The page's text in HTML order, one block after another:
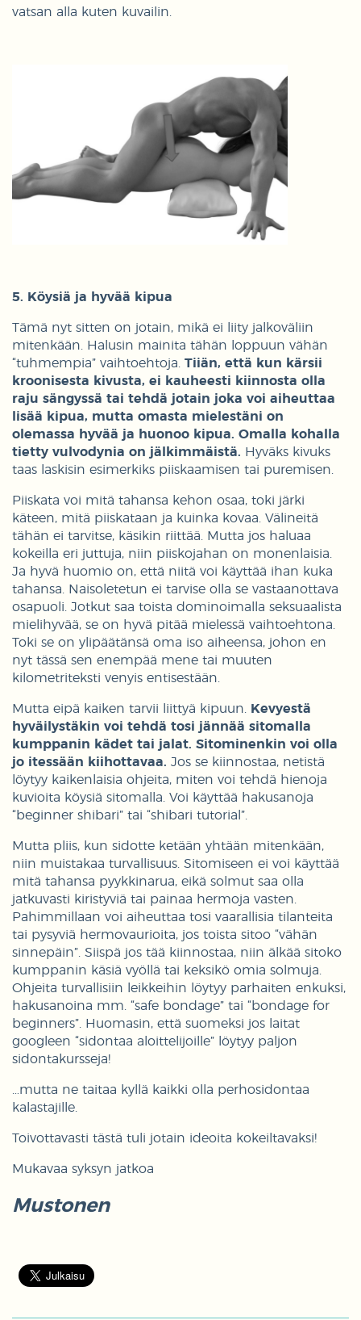
vatsan alla kuten kuvailin.
5. Köysiä ja hyvää kipua
Tämä nyt sitten on jotain, mikä ei liity jalkoväliin
mitenkään. Halusin mainita tähän loppuun vähän
“tuhmempia” vaihtoehtoja. Tiiän, että kun kärsii
kroonisesta kivusta, ei kauheesti kiinnosta olla
raju sängyssä tai tehdä jotain joka voi aiheuttaa
lisää kipua, mutta omasta mielestäni on
olemassa hyvää ja huonoo kipua. Omalla kohalla
tietty vulvodynia on jälkimmäistä. Hyväks kivuks
taas laskisin esimerkiks piiskaamisen tai puremisen.
Piiskata voi mitä tahansa kehon osaa, toki järki
käteen, mitä piiskataan ja kuinka kovaa. Välineitä
tähän ei tarvitse, käsikin riittää. Mutta jos haluaa
kokeilla eri juttuja, niin piiskojahan on monenlaisia.
Ja hyvä huomio on, että niitä voi käyttää ihan kuka
tahansa. Naisoletetun ei tarvise olla se vastaanottava
osapuoli. Jotkut saa toista dominoimalla seksuaalista
mielihyvää, se on hyvä pitää mielessä vaihtoehtona.
Toki se on ylipäätänsä oma iso aiheensa, johon en
nyt tässä sen enempää mene tai muuten
kilometriteksti venyis entisestään.
Mutta eipä kaiken tarvii liittyä kipuun.
Kevyestä
hyväilystäkin voi tehdä tosi jännää sitomalla
kumppanin kädet tai jalat. Sitominenkin voi olla
jo itessään kiihottavaa. Jos se kiinnostaa, netistä
löytyy kaikenlaisia ohjeita, miten voi tehdä hienoja
kuvioita köysiä sitomalla. Voi käyttää hakusanoja
“beginner shibari” tai “shibari tutorial”.
Mutta pliis, kun sidotte ketään yhtään mitenkään,
niin muistakaa turvallisuus. Sitomiseen ei voi käyttää
mitä tahansa pyykkinarua, eikä solmut saa olla
jatkuvasti kiristyviä tai painaa hermoja vasten.
Pahimmillaan voi aiheuttaa tosi vaarallisia tilanteita
tai pysyviä hermovaurioita, jos toista sitoo “vähän
sinnepäin”. Siispä jos tää kiinnostaa, niin älkää sitoko
kumppanin käsiä vyöllä tai keksikö omia solmuja.
Ohjeita turvallisiin leikkeihin löytyy parhaiten enkuksi,
hakusanoina mm. “safe bondage” tai “bondage for
beginners”. Huomasin, että suomeksi jos laitat
googleen “sidontaa aloittelijoille” löytyy paljon
sidontakursseja!
…mutta ne taitaa kyllä kaikki olla perhosidontaa
kalastajille.
Toivottavasti tästä tuli jotain ideoita kokeiltavaksi!
Mukavaa syksyn jatkoa
Mustonen